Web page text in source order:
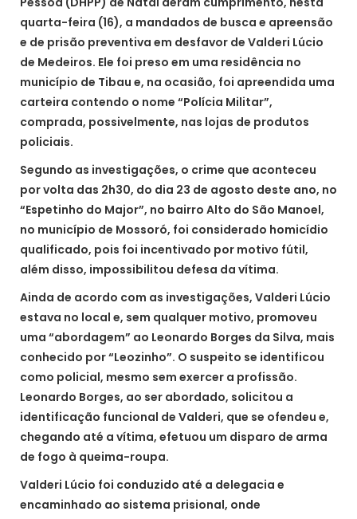
quarta-feira (16), a mandados de busca e apreensão
e de prisão preventiva em desfavor de Valderi Lúcio
de Medeiros. Ele foi preso em uma residência no
município de Tibau e, na ocasião, foi apreendida uma
carteira contendo o nome “Polícia Militar”,
comprada, possivelmente, nas lojas de produtos
policiais.
Segundo as investigações, o crime que aconteceu
por volta das 2h30, do dia 23 de agosto deste ano, no
“Espetinho do Major”, no bairro Alto do São Manoel,
no município de Mossoró, foi considerado homicídio
qualificado, pois foi incentivado por motivo fútil,
além disso, impossibilitou defesa da vítima.
Ainda de acordo com as investigações, Valderi Lúcio
estava no local e, sem qualquer motivo, promoveu
uma “abordagem” ao Leonardo Borges da Silva, mais
conhecido por “Leozinho”. O suspeito se identificou
como policial, mesmo sem exercer a profissão.
Leonardo Borges, ao ser abordado, solicitou a
identificação funcional de Valderi, que se ofendeu e,
chegando até a vítima, efetuou um disparo de arma
de fogo à queima-roupa.
Valderi Lúcio foi conduzido até a delegacia e
encaminhado ao sistema prisional, onde